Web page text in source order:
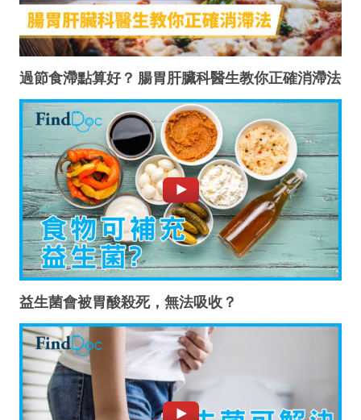
過節食滯點算好？ 腸胃肝臟科醫生教你正確消滯法
益生菌會被胃酸殺死，無法吸收？